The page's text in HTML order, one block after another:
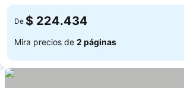
De $ 224.434
Mira precios de 2 páginas